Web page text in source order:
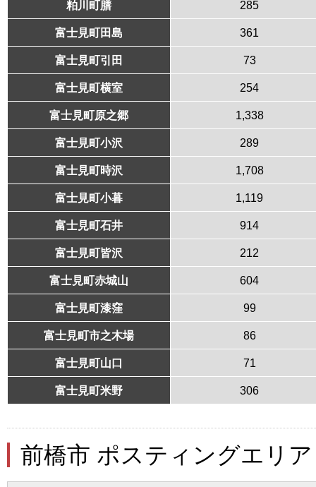
粕川町膳 285
富士見町田島 361
富士見町引田 73
富士見町横室 254
富士見町原之郷 1,338
富士見町小沢 289
富士見町時沢 1,708
富士見町小暮 1,119
富士見町石井 914
富士見町皆沢 212
富士見町赤城山 604
富士見町漆窪 99
富士見町市之木場 86
富士見町山口 71
富士見町米野 306
前橋市 ポスティングエリア